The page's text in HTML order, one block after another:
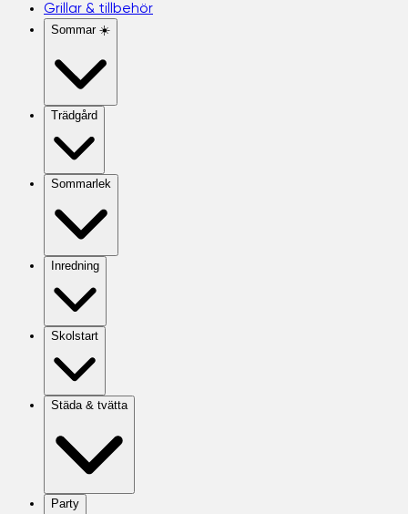
Grillar & tillbehör
Sommar ☀️
Trädgård
Sommarlek
Inredning
Skolstart
Städa & tvätta
Party